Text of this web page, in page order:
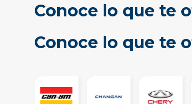
Conoce lo que te
Conoce lo que te